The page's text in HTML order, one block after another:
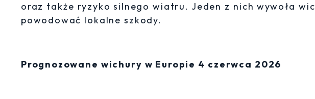
oraz także ryzyko silnego wiatru. Jeden z nich wywoła
powodować lokalne szkody.
Prognozowane wichury w Europie 4 czerwca 2026